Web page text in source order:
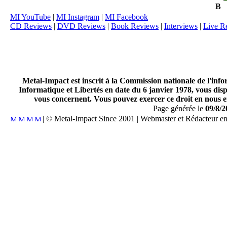
B
MI YouTube | MI Instagram | MI Facebook
CD Reviews | DVD Reviews | Book Reviews | Interviews | Live
Metal-Impact est inscrit à la Commission nationale de
Informatique et Libertés en date du 6 janvier 1978, vous
vous concernent. Vous pouvez exercer ce droit en
Page générée le 09/8/
| © Metal-Impact Since 2001 | Webmaster et Rédacteur